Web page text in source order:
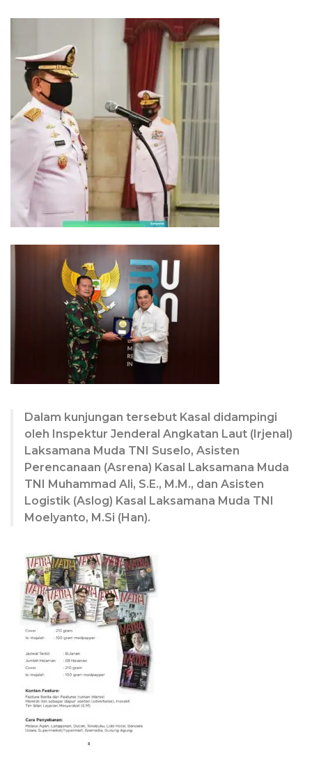
Dalam kunjungan tersebut Kasal didampingi
oleh Inspektur Jenderal Angkatan Laut (Irjenal)
Laksamana Muda TNI Suselo, Asisten
Perencanaan (Asrena) Kasal Laksamana Muda
TNI Muhammad Ali, S.E., M.M., dan Asisten
Logistik (Aslog) Kasal Laksamana Muda TNI
Moelyanto, M.Si (Han).